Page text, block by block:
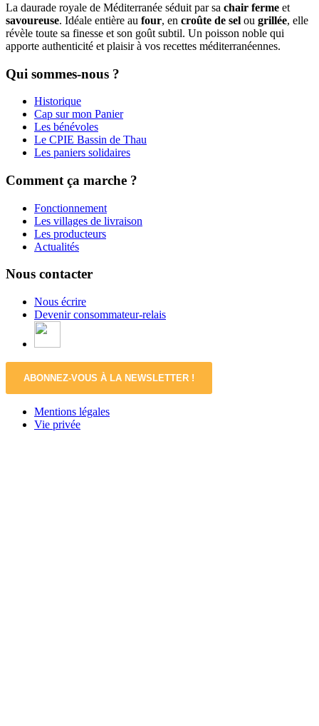
La daurade royale de Méditerranée séduit par sa chair ferme et
savoureuse. Idéale entière au four, en croûte de sel ou grillée, elle
révèle toute sa finesse et son goût subtil. Un poisson noble qui
apporte authenticité et plaisir à vos recettes méditerranéennes.
Qui sommes-nous ?
Historique
Cap sur mon Panier
Les bénévoles
Le CPIE Bassin de Thau
Les paniers solidaires
Comment ça marche ?
Fonctionnement
Les villages de livraison
Les producteurs
Actualités
Nous contacter
Nous écrire
Devenir consommateur-relais
ABONNEZ-VOUS À LA NEWSLETTER !
Mentions légales
Vie privée